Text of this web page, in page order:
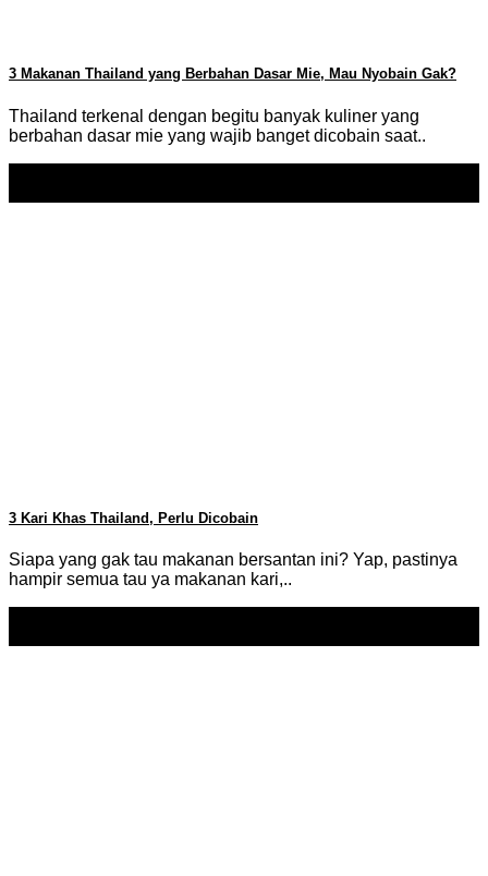
3 Makanan Thailand yang Berbahan Dasar Mie, Mau Nyobain Gak?
Thailand terkenal dengan begitu banyak kuliner yang
berbahan dasar mie yang wajib banget dicobain saat..
3 Kari Khas Thailand, Perlu Dicobain
Siapa yang gak tau makanan bersantan ini? Yap, pastinya
hampir semua tau ya makanan kari,..